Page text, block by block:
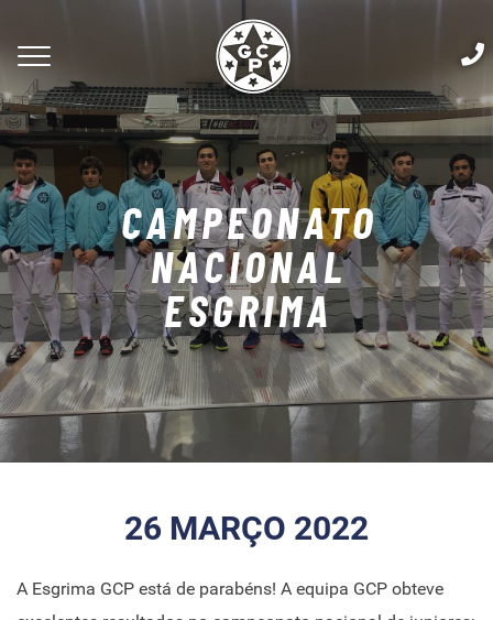
CAMPEONATO
NACIONAL
ESGRIMA
26 MARÇO 2022
A Esgrima GCP está de parabéns! A equipa GCP obteve